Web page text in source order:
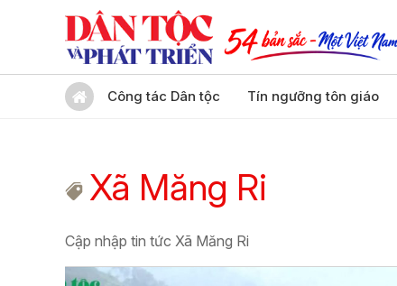
Công tác Dân tộc Tín ngưỡng tôn giáo
Xã Măng Ri
Cập nhập tin tức Xã Măng Ri